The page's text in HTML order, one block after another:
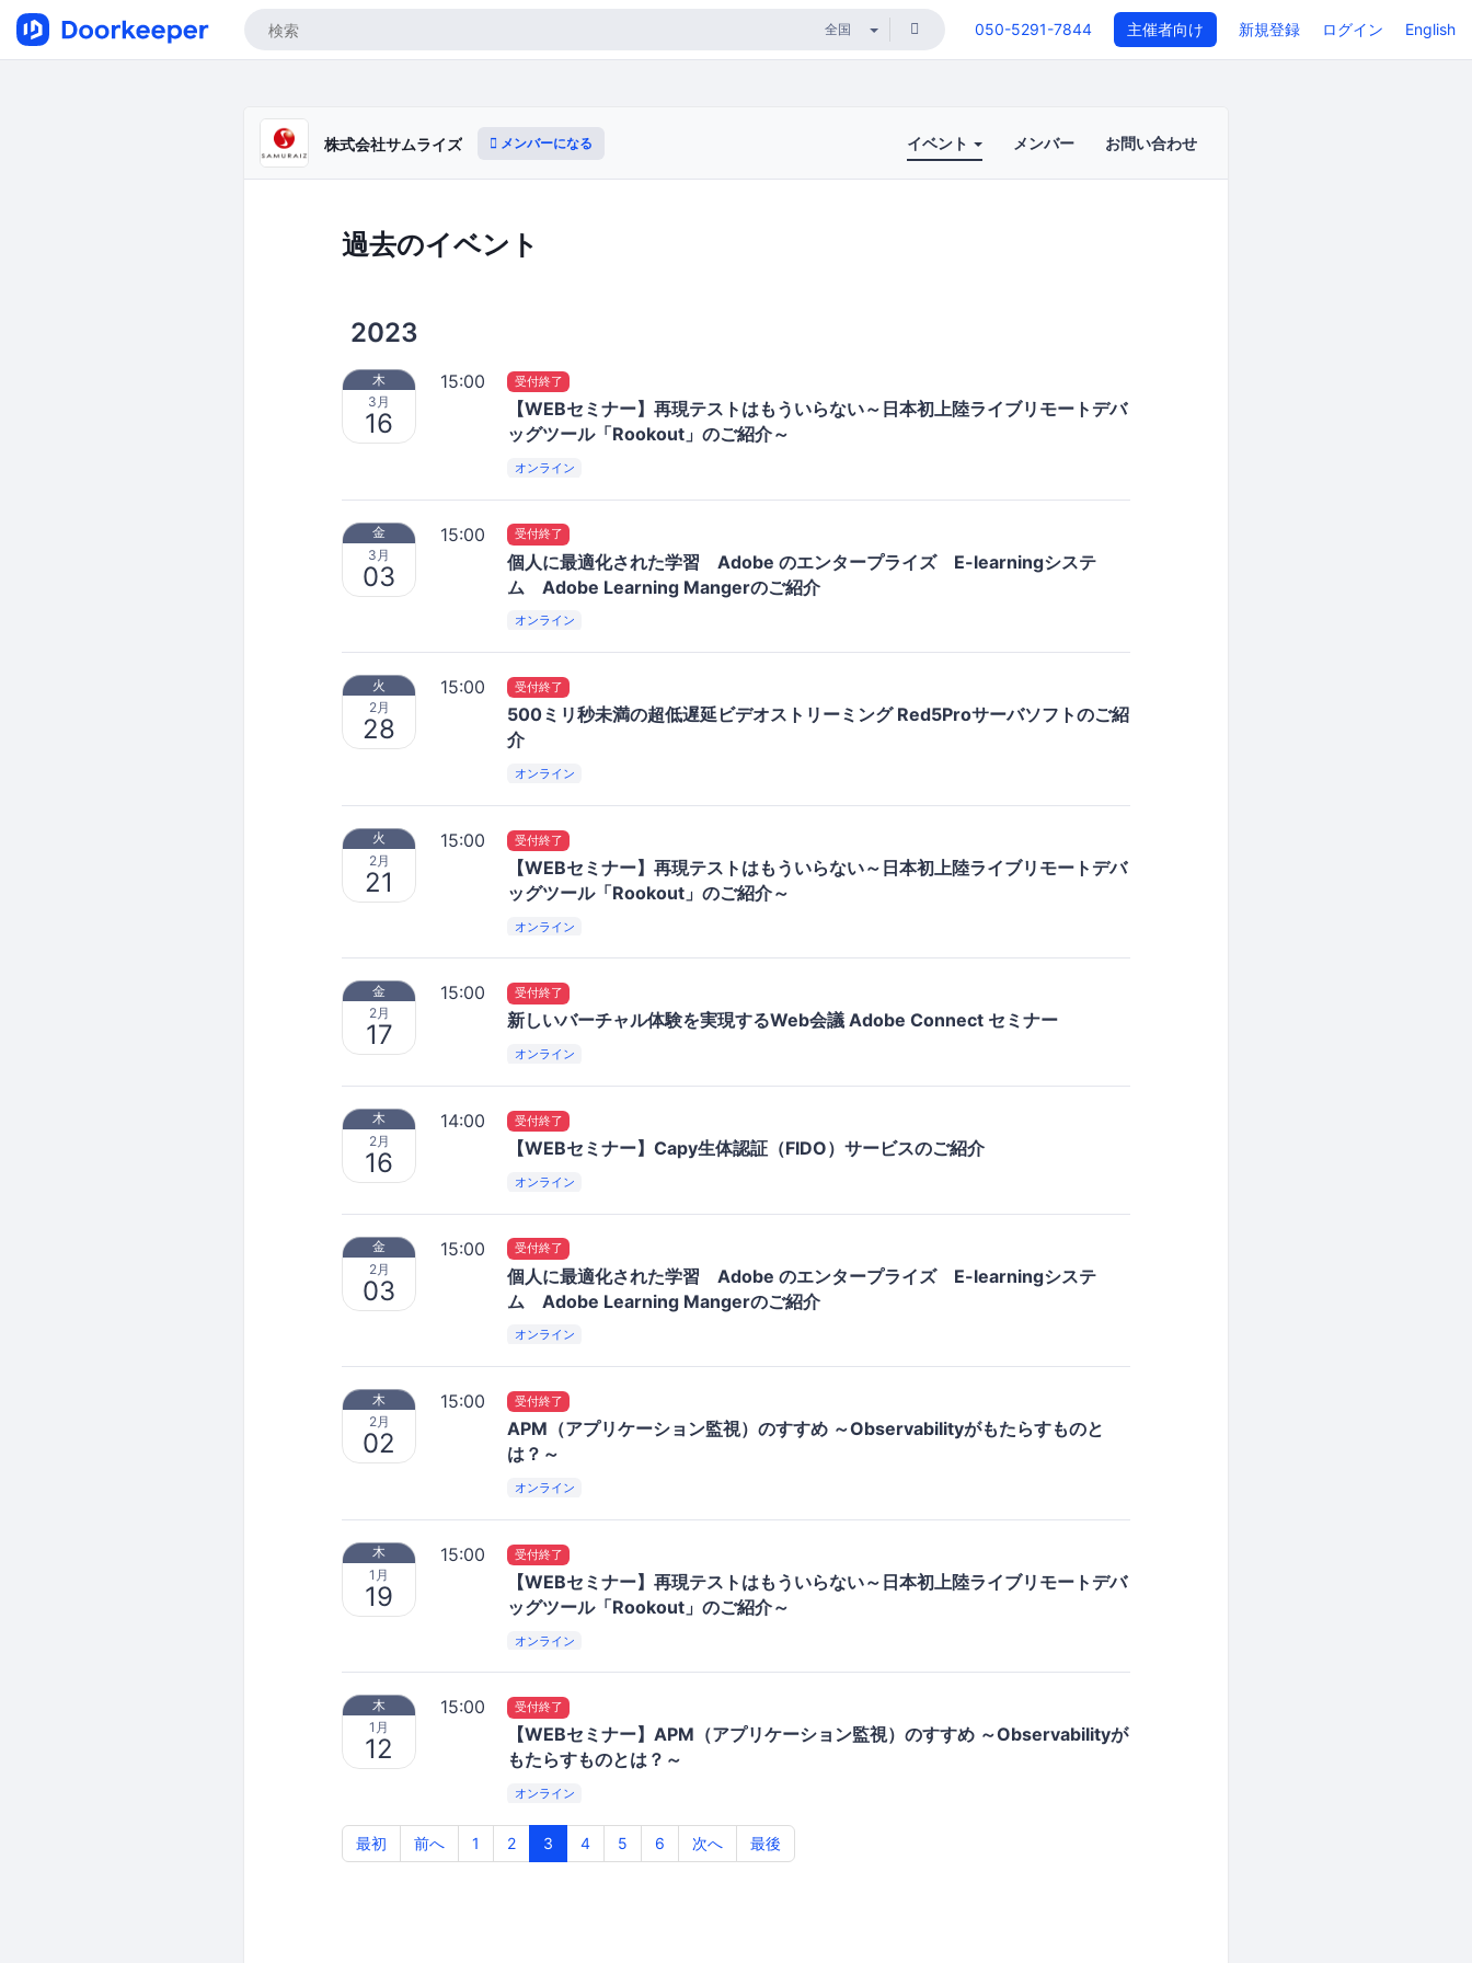
050-5291-7844 主催者向け 新規登録 ログイン English
株式会社サムライズ メンバーになる イベント メンバー お問い合わせ
過去のイベント
2023
木
3月
16
15:00 受付終了
【WEBセミナー】再現テストはもういらない～日本初上陸ライブリモートデバ
ッグツール「Rookout」のご紹介～
オンライン
金
3月
03
15:00 受付終了
個人に最適化された学習 Adobe のエンタープライズ E-learningシステ
ム Adobe Learning Mangerのご紹介
オンライン
火
2月
28
15:00 受付終了
500ミリ秒未満の超低遅延ビデオストリーミング Red5Proサーバソフトのご紹
介
オンライン
火
2月
21
15:00 受付終了
【WEBセミナー】再現テストはもういらない～日本初上陸ライブリモートデバ
ッグツール「Rookout」のご紹介～
オンライン
金
2月
17
15:00 受付終了
新しいバーチャル体験を実現するWeb会議 Adobe Connect セミナー
オンライン
木
2月
16
14:00 受付終了
【WEBセミナー】Capy生体認証（FIDO）サービスのご紹介
オンライン
金
2月
03
15:00 受付終了
個人に最適化された学習 Adobe のエンタープライズ E-learningシステ
ム Adobe Learning Mangerのご紹介
オンライン
木
2月
02
15:00 受付終了
APM（アプリケーション監視）のすすめ ～Observabilityがもたらすものと
は？～
オンライン
木
1月
19
15:00 受付終了
【WEBセミナー】再現テストはもういらない～日本初上陸ライブリモートデバ
ッグツール「Rookout」のご紹介～
オンライン
木
1月
12
15:00 受付終了
【WEBセミナー】APM（アプリケーション監視）のすすめ ～Observabilityが
もたらすものとは？～
オンライン
最初 前へ 1 2 3 4 5 6 次へ 最後